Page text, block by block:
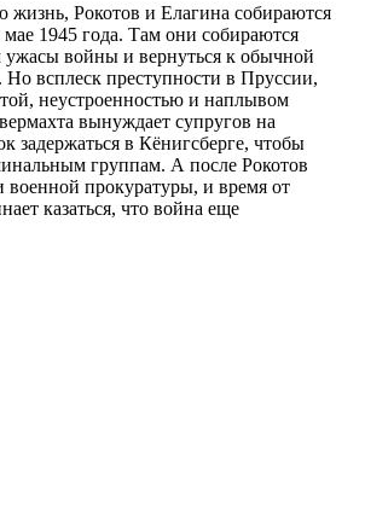
Рокотов и Елагина собираются
1945 года. Там они собираются
ужасы войны и вернуться к обычной
всплеск преступности в Пруссии,
неустроенностью и наплывом
вынуждает супругов на
задержаться в Кёнигсберге, чтобы
группам. А после Рокотов
военной прокуратуры, и время от
казаться, что война еще